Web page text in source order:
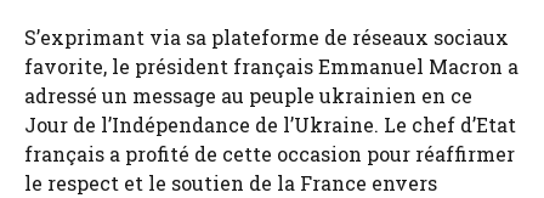
S’exprimant via sa plateforme de réseaux sociaux
favorite, le président français Emmanuel Macron a
adressé un message au peuple ukrainien en ce
Jour de l’Indépendance de l’Ukraine. Le chef d’Etat
français a profité de cette occasion pour réaffirmer
le respect et le soutien de la France envers